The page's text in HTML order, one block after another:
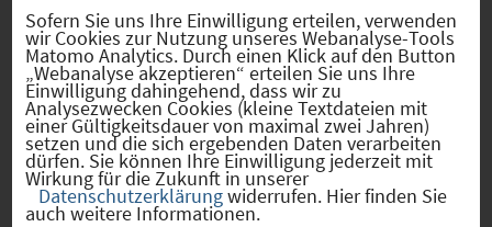
Beschreibung
Robuster, effizienter und nachhaltiger – das
ist unsere Mission rund um die Entwicklung,
Fertigung und Einsatz von Bauteilen in
Kunststoff- und Faserverbundtechnologie.
Sofern Sie uns Ihre Einwilligung erteilen, verwenden
wir Cookies zur Nutzung unseres Webanalyse-Tools
Matomo Analytics. Durch einen Klick auf den Button
„Webanalyse akzeptieren“ erteilen Sie uns Ihre
Einwilligung dahingehend, dass wir zu
Analysezwecken Cookies (kleine Textdateien mit
einer Gültigkeitsdauer von maximal zwei Jahren)
setzen und die sich ergebenden Daten verarbeiten
dürfen. Sie können Ihre Einwilligung jederzeit mit
Wirkung für die Zukunft in unserer
Datenschutzerklärungwiderrufen. Hier finden Sie
auch weitere Informationen.